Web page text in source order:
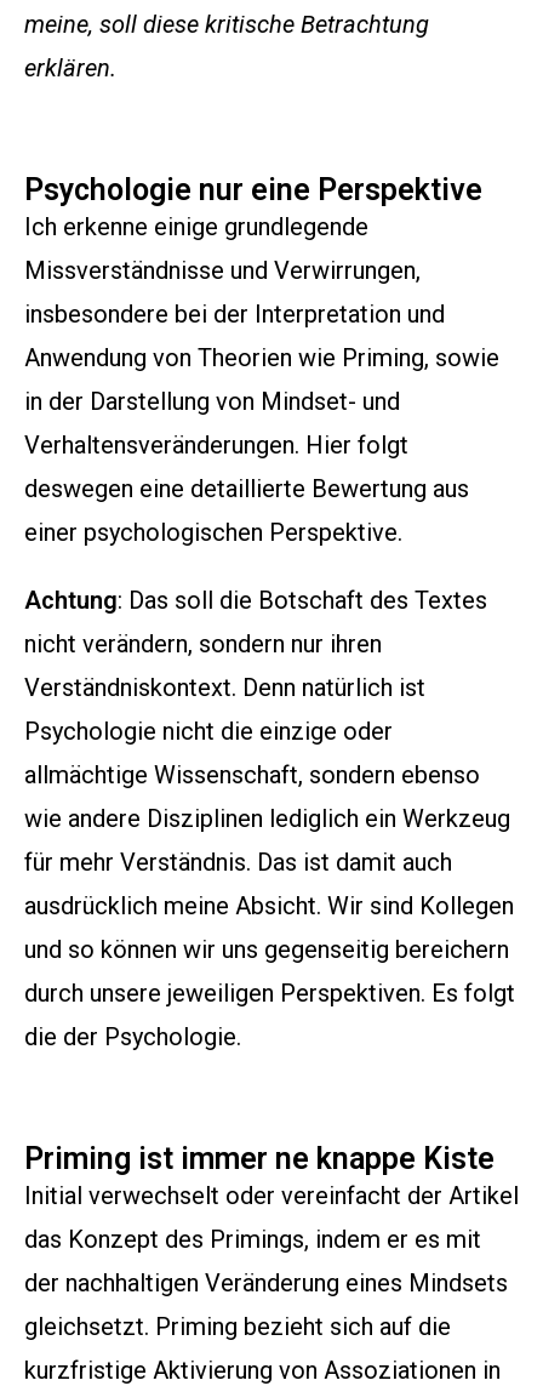
meine, soll diese kritische Betrachtung
erklären.
Psychologie nur eine Perspektive
Ich erkenne einige grundlegende
Missverständnisse und Verwirrungen,
insbesondere bei der Interpretation und
Anwendung von Theorien wie Priming, sowie
in der Darstellung von Mindset- und
Verhaltensveränderungen. Hier folgt
deswegen eine detaillierte Bewertung aus
einer psychologischen Perspektive.
Achtung: Das soll die Botschaft des Textes
nicht verändern, sondern nur ihren
Verständniskontext. Denn natürlich ist
Psychologie nicht die einzige oder
allmächtige Wissenschaft, sondern ebenso
wie andere Disziplinen lediglich ein Werkzeug
für mehr Verständnis. Das ist damit auch
ausdrücklich meine Absicht. Wir sind Kollegen
und so können wir uns gegenseitig bereichern
durch unsere jeweiligen Perspektiven. Es folgt
die der Psychologie.
Priming ist immer ne knappe Kiste
Initial verwechselt oder vereinfacht der Artikel
das Konzept des Primings, indem er es mit
der nachhaltigen Veränderung eines Mindsets
gleichsetzt. Priming bezieht sich auf die
kurzfristige Aktivierung von Assoziationen in